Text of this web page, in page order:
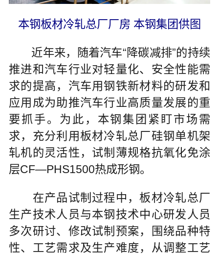
本钢板材冷轧总厂厂房 本钢集团供图
近年来，随着汽车“降碳减排”的持续
推进和汽车行业对轻量化、安全性能需
求的提高，汽车用钢铁新材料的研发和
应用成为助推汽车行业高质量发展的重
要抓手。为此，本钢集团紧盯市场需
求，充分利用板材冷轧总厂硅钢单机架
轧机的灵活性，试制薄规格抗氧化免涂
层CF—PHS1500热成形钢。
在产品试制过程中，板材冷轧总厂
生产技术人员与本钢技术中心研发人员
多次研讨、修改试制预案，围绕品种特
性、工艺需求及生产难度，从调整工艺